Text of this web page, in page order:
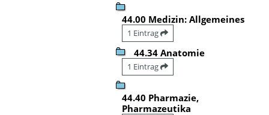
44.00 Medizin: Allgemeines
1 Eintrag
44.34 Anatomie
1 Eintrag
44.40 Pharmazie,
Pharmazeutika